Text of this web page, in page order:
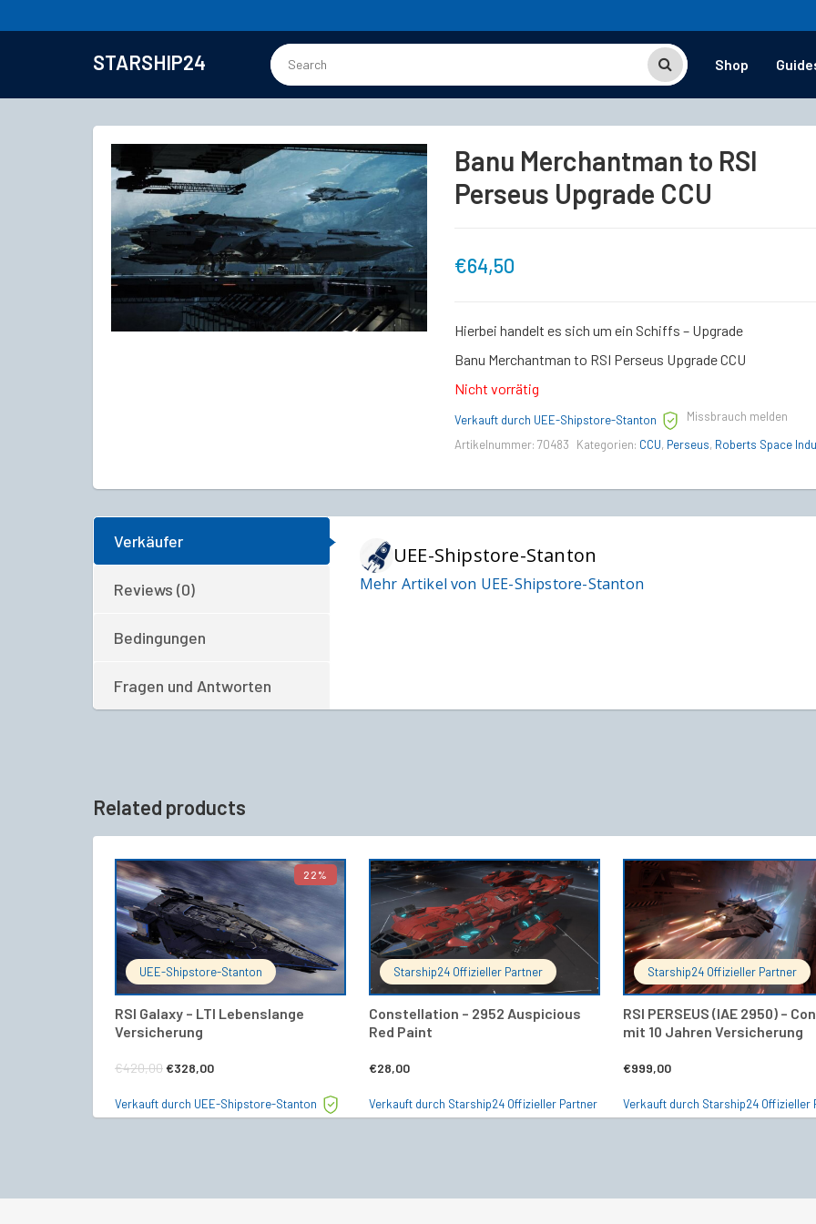
STARSHIP24 Shop
Banu Merchantman to RSI
Perseus Upgrade CCU
€64,50
Hierbei handelt es sich um ein Schiffs – Upgrade
Banu Merchantman to RSI Perseus Upgrade CCU
Nicht vorrätig
Verkauft durch UEE-Shipstore-Stanton
Missbrauch melden
Artikelnummer: 70483 Kategorien: CCU, Perseus, Roberts Space
Verkäufer
Reviews (0)
Bedingungen
Fragen und Antworten
UEE-Shipstore-Stanton
Mehr Artikel von UEE-Shipstore-Stanton
Related products
22%
UEE-Shipstore-Stanton
RSI Galaxy – LTI Lebenslange
Versicherung
€420,00Ursprünglicher
war:
€328,00
ist:
IN DEN WARENKORB
Verkauft durch UEE-Shipstore-Stanton
Starship24 Offizieller Partner
Constellation – 2952 Auspicious
Red Paint
€28,00
IN DEN WARENKORB
Verkauft durch Starship24 Offizieller Partner
Starship24 Offizieller Partner
RSI PERSEUS (IAE 2950) –
mit 10 Jahren Versicherung
€999,00
IN DEN
Verkauft durch Starship24 Offizieller